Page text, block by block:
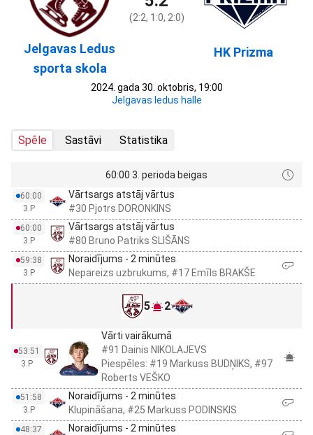
Jelgavas Ledus
sporta skola
(2:2, 1:0, 2:0)
HK Prizma
2024. gada 30. oktobris, 19:00
Jelgavas ledus halle
Spēle Sastāvi Statistika
60:00 3. perioda beigas
60:00
3.P
Vārtsargs atstāj vārtus
#30 Pjotrs DORONKINS
60:00
3.P
Vārtsargs atstāj vārtus
#80 Bruno Patriks SLIŠĀNS
59:38
3.P
Noraidījums - 2 minūtes
Nepareizs uzbrukums, #17 Emīls BRAKŠE
5 2
53:51
3.P
Vārti vairākumā
#91 Dainis NIKOLAJEVS
Piespēles: #19 Markuss BUDŅIKS, #97
Roberts VEŠKO
51:58
3.P
Noraidījums - 2 minūtes
Klupināšana, #25 Markuss PODINSKIS
48:37
Noraidījums - 2 minūtes